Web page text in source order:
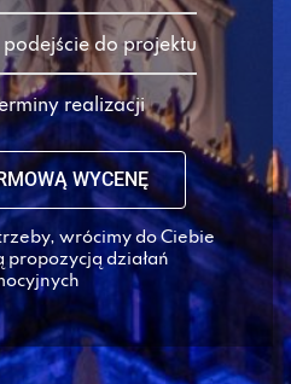
do projektu
realizacji
WYCENĘ
wrócimy do Ciebie
propozycją działań